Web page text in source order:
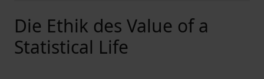
Die Ethik des Value of a
Statistical Life